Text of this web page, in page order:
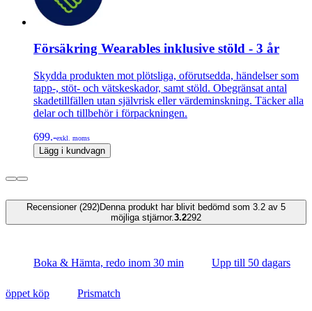
Försäkring Wearables inklusive stöld - 3 år
Skydda produkten mot plötsliga, oförutsedda, händelser som
tapp-, stöt- och vätskeskador, samt stöld. Obegränsat antal
skadetillfällen utan självrisk eller värdeminskning. Täcker alla
delar och tillbehör i förpackningen.
699.-exkl. moms
Lägg i kundvagn
Recensioner (292)Denna produkt har blivit bedömd som 3.2 av 5
möjliga stjärnor.3.2292
Boka & Hämta, redo inom 30 min Upp till 50 dagars
öppet köp Prismatch